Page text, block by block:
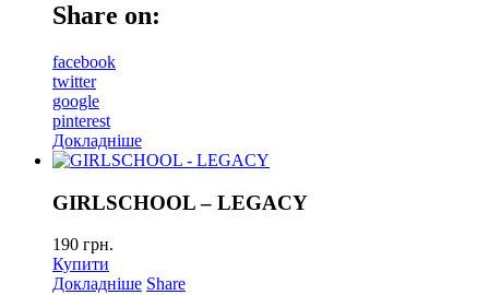
Share on:
facebook
twitter
google
pinterest
Докладніше
GIRLSCHOOL – LEGACY
190 грн.
Купити
Докладніше Share